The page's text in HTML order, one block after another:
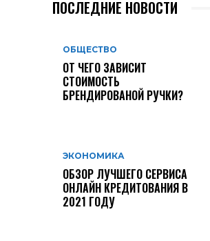
ПОСЛЕДНИЕ НОВОСТИ
ОБЩЕСТВО
ОТ ЧЕГО ЗАВИСИТ
СТОИМОСТЬ
БРЕНДИРОВАНОЙ РУЧКИ?
ЭКОНОМИКА
ОБЗОР ЛУЧШЕГО СЕРВИСА
ОНЛАЙН КРЕДИТОВАНИЯ В
2021 ГОДУ